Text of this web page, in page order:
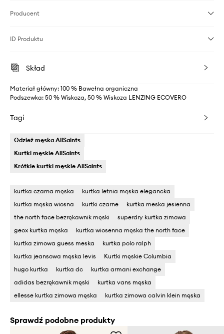
Producent
ID Produktu
Skład
Materiał główny: 100 % Bawełna organiczna
Podszewka: 50 % Wiskoza, 50 % Wiskoza LENZING ECOVERO
Tagi
Odzież męska AllSaints
Kurtki męskie AllSaints
Krótkie kurtki męskie AllSaints
kurtka czarna męska
kurtka letnia męska elegancka
kurtka męska wiosna
kurtki czarne
kurtka meska jesienna
the north face bezrękawnik męski
superdry kurtka zimowa
geox kurtka męska
kurtka wiosenna męska the north face
kurtka zimowa guess meska
kurtka polo ralph
kurtka jeansowa męska levis
Kurtki męskie Columbia
hugo kurtka
kurtka dc
kurtka armani exchange
adidas bezrękawnik męski
kurtka vans męska
ellesse kurtka zimowa męska
kurtka zimowa calvin klein męska
Sprawdź podobne produkty